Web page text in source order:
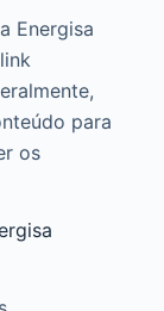
Energisa
para
os